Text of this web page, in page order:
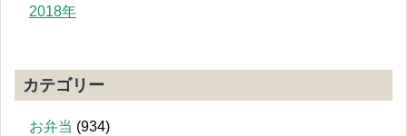
2018年
カテゴリー
お弁当 (934)